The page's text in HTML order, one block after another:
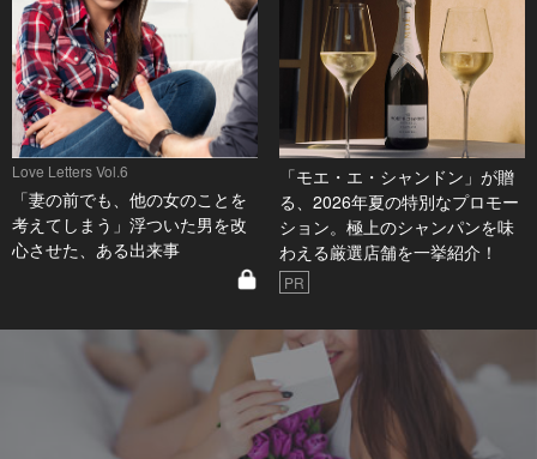
Love Letters Vol.6
「妻の前でも、他の女のことを
考えてしまう」浮ついた男を改
心させた、ある出来事
「モエ・エ・シャンドン」が贈
る、2026年夏の特別なプロモー
ション。極上のシャンパンを味
わえる厳選店舗を一挙紹介！
PR